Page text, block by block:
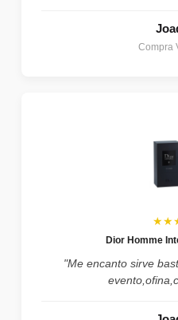
Compra
Dior Homme
"Me encanto sirve